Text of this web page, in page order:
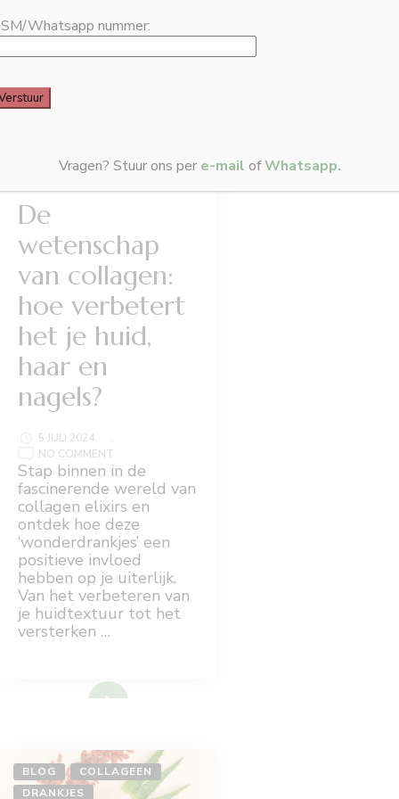
BLOG
COLLAGEEN
DRANKJES
De
wetenschap
van collagen:
hoe verbetert
het je huid,
haar en
nagels?
5 JULI 2024
NO COMMENT
WETENSCHAP
VAN
COLLAGEN:
HOE
VERBETERT
HET
JE
HUID,
HAAR
EN
NAGELS?
Stap binnen in de
fascinerende wereld van
collagen elixirs en
ontdek hoe deze
‘wonderdrankjes’ een
positieve invloed
hebben op je uiterlijk.
Van het verbeteren van
je huidtextuur tot het
versterken …
BLOG
COLLAGEEN
DRANKJES
Whatsapp nummer:
Vragen? Stuur ons per e-mail ofWhatsapp.